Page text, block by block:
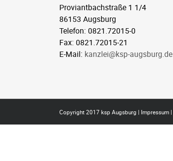
Proviantbachstraße 1 1/4
86153 Augsburg
Telefon: 0821.72015-0
Fax: 0821.72015-21
E-Mail: kanzlei@ksp-augsburg.de
Copyright 2017 ksp Augsburg | Impressum |